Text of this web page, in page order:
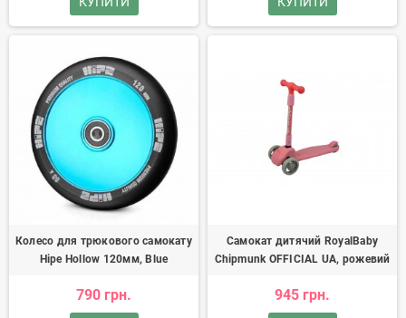
Колесо для трюкового самокату
Hipe Hollow 120мм, Blue
790 грн.
Самокат дитячий RoyalBaby
Chipmunk OFFICIAL UA, рожевий
945 грн.